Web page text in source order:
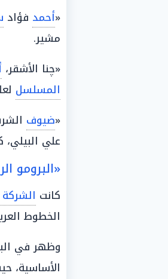
«أحمد فؤاد
مشير.
«چنا الأشقر،
المسلسل
«ضيوف
علي
«البرومو
كانت الشركة
الخطوط
وظهر في
الأساسية،